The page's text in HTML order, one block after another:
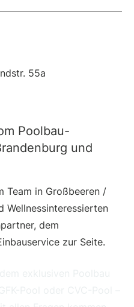
55a
Poolbau-
und
Team in Großbeeren /
Wellnessinteressierten
dem
zur Seite.